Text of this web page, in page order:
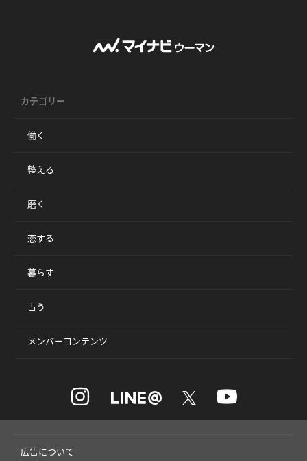
カテゴリー
働く
整える
磨く
恋する
暮らす
占う
メンバーコンテンツ
広告について